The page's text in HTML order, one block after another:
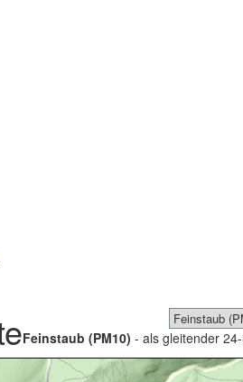
Feinstaub (PM10) - als gleitender